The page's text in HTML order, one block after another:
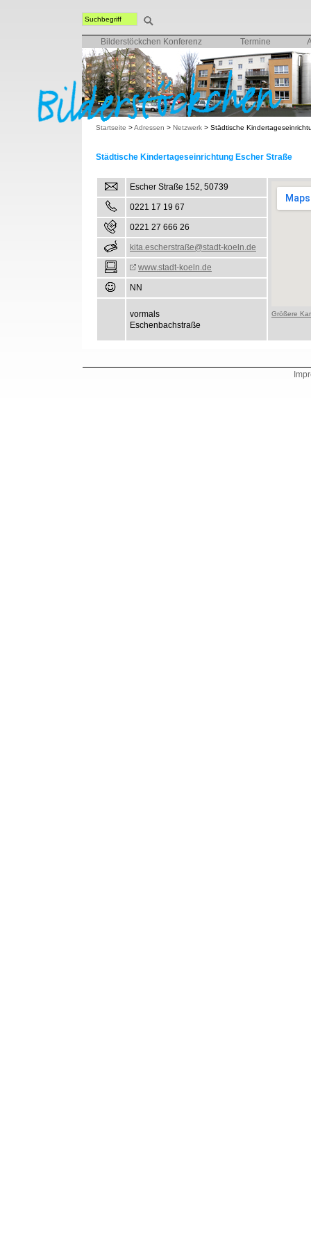
Bilderstöckchen Konferenz Termine
Startseite >Adressen > Netzwerk > Städtische
Städtische Kindertageseinrichtung Escher Straße
Escher Straße 152, 50739
Größere
0221 17 19 67
0221 27 666 26
kita.escherstraße@stadt-koeln.de
www.stadt-koeln.de
NN
vormals
Eschenbachstraße